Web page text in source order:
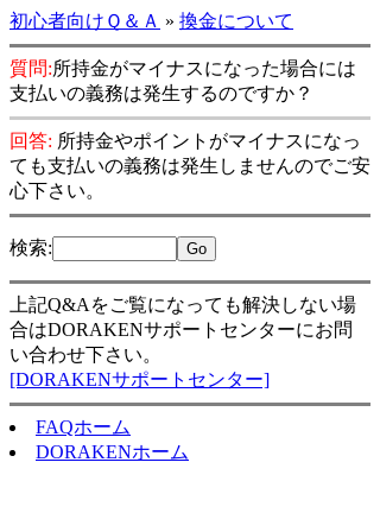
初心者向けＱ＆Ａ » 換金について
質問:所持金がマイナスになった場合には
支払いの義務は発生するのですか？
回答: 所持金やポイントがマイナスになっ
ても支払いの義務は発生しませんのでご安
心下さい。
検索:
上記Q&Aをご覧になっても解決しない場
合はDORAKENサポートセンターにお問
い合わせ下さい。
[DORAKENサポートセンター]
FAQホーム
DORAKENホーム